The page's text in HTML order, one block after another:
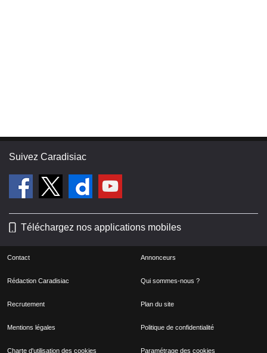
Suivez Caradisiac
Téléchargez nos applications mobiles
Contact Annonceurs
Rédaction Caradisiac Qui sommes-nous ?
Recrutement Plan du site
Mentions légales Politique de confidentialité
Charte d'utilisation des cookies Paramétrage des cookies